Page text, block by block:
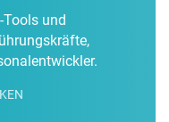
Tools und